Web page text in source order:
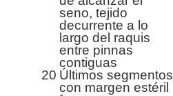
seno, tejido
decurrente a lo
largo del raquis
entre pinnas
contiguas
20 Últimos segmentos
con margen estéril